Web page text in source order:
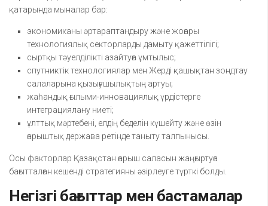
қатарында мыналар бар:
экономиканы әртараптандыру және жоғары
технологиялық секторларды дамыту қажеттілігі;
сыртқы тәуелділікті азайтуға ұмтылыс;
спутниктік технологиялар мен Жерді қашықтан зондтау
салаларына қызығушылықтың артуы;
жаһандық ғылыми-инновациялық үрдістерге
интеграциялану ниеті;
ұлттық мәртебені, елдің беделін күшейту және өзін
ғарыштық держава ретінде таныту талпынысы.
Осы факторлар Қазақстан ғарыш саласын жаңғыртуға
бағытталған кешенді стратегияны әзірлеуге түрткі болды.
Негізгі бағыттар мен бастамалар